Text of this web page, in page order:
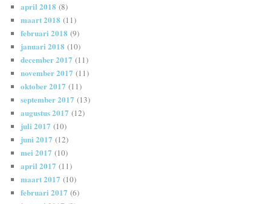
april 2018 (8)
maart 2018 (11)
februari 2018 (9)
januari 2018 (10)
december 2017 (11)
november 2017 (11)
oktober 2017 (11)
september 2017 (13)
augustus 2017 (12)
juli 2017 (10)
juni 2017 (12)
mei 2017 (10)
april 2017 (11)
maart 2017 (10)
februari 2017 (6)